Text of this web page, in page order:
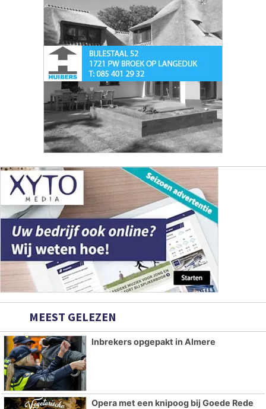
MEEST GELEZEN
Inbrekers opgepakt in Almere
Opera met een knipoog bij Goede Rede